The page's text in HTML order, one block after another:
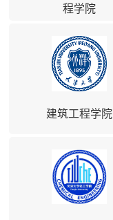
程学院
建筑工程学院